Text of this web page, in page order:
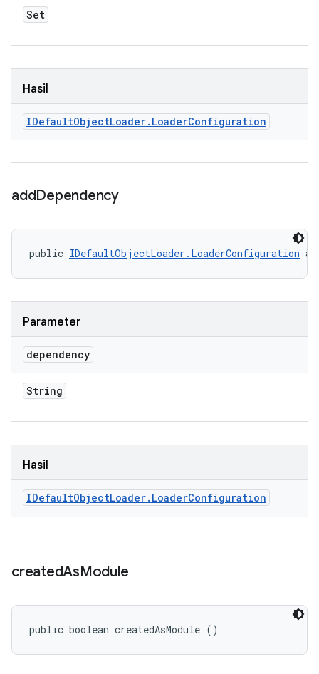
Set
Hasil
IDefaultObjectLoader. LoaderConfiguration
addDependency
public IDefaultObjectLoader.LoaderConfiguration
Parameter
dependency
String
Hasil
IDefaultObjectLoader. LoaderConfiguration
createdAsModule
public boolean createdAsModule ()